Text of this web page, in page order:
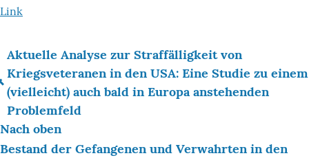
Link
Links
für
das
Blättern
Aktuelle Analyse zur Straffälligkeit von
Kriegsveteranen in den USA: Eine Studie zu einem
(vielleicht) auch bald in Europa anstehenden
Problemfeld
Nach oben
Bestand der Gefangenen und Verwahrten in den